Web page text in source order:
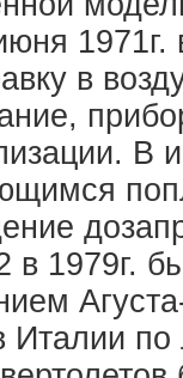
1971г.
в
в 1979г.
Италии